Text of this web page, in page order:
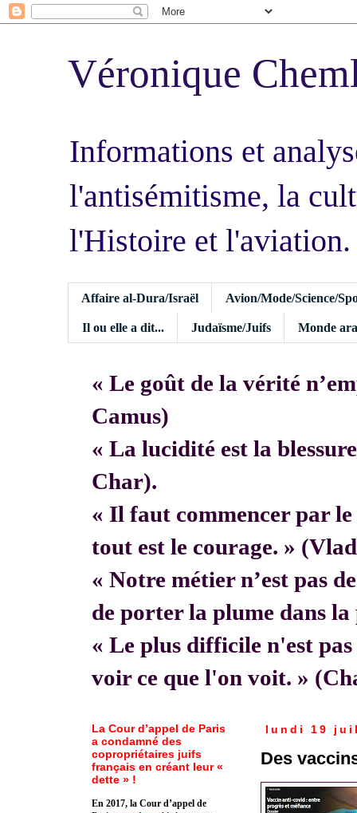
Véronique
Informations et
l'antisémitisme, la
l'Histoire et l'aviation.
Affaire al-Dura/Israël Avion/Mode/Science/
Il ou elle a dit... Judaïsme/Juifs Monde
« Le goût de la vérité
Camus)
« La lucidité est la
Char).
« Il faut commencer par le
tout est le courage. »
« Notre métier n’est pas
de porter la plume dans
« Le plus difficile n'est
voir ce que l'on voit. »
lundi 19
Des
La Cour d’appel de Paris
a condamné des
copropriétaires juifs
français en créant leur «
dette » !
En 2017, la Cour d’appel de